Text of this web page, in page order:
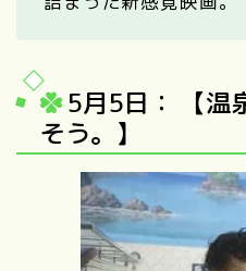
5月5日： 【温
そう。】